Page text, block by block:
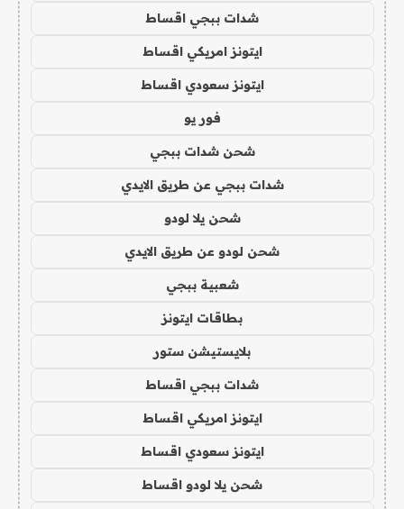
شدات ببجي اقساط
ايتونز امريكي اقساط
ايتونز سعودي اقساط
فور يو
شحن شدات ببجي
شدات ببجي عن طريق الايدي
شحن يلا لودو
شحن لودو عن طريق الايدي
شعبية ببجي
بطاقات ايتونز
بلايستيشن ستور
شدات ببجي اقساط
ايتونز امريكي اقساط
ايتونز سعودي اقساط
شحن يلا لودو اقساط